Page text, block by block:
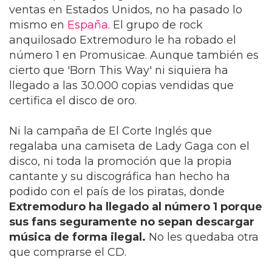
ventas en Estados Unidos, no ha pasado lo
mismo en España. El grupo de rock
anquilosado Extremoduro le ha robado el
número 1 en Promusicae. Aunque también es
cierto que 'Born This Way' ni siquiera ha
llegado a las 30.000 copias vendidas que
certifica el disco de oro.
Ni la campaña de El Corte Inglés que
regalaba una camiseta de Lady Gaga con el
disco, ni toda la promoción que la propia
cantante y su discográfica han hecho ha
podido con el país de los piratas, donde
Extremoduro ha llegado al número 1 porque
sus fans seguramente no sepan descargar
música de forma ilegal. No les quedaba otra
que comprarse el CD.